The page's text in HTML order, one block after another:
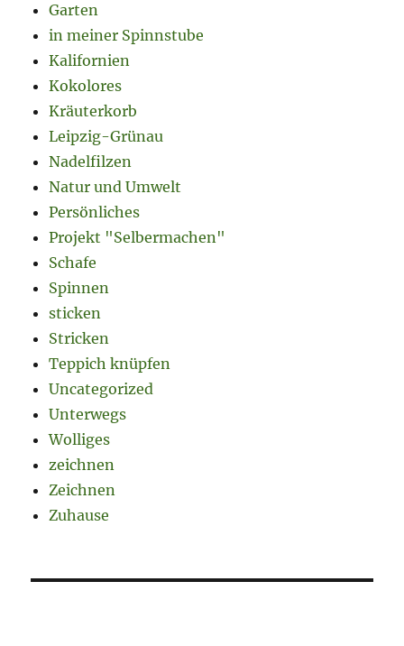
Garten
in meiner Spinnstube
Kalifornien
Kokolores
Kräuterkorb
Leipzig-Grünau
Nadelfilzen
Natur und Umwelt
Persönliches
Projekt "Selbermachen"
Schafe
Spinnen
sticken
Stricken
Teppich knüpfen
Uncategorized
Unterwegs
Wolliges
zeichnen
Zeichnen
Zuhause